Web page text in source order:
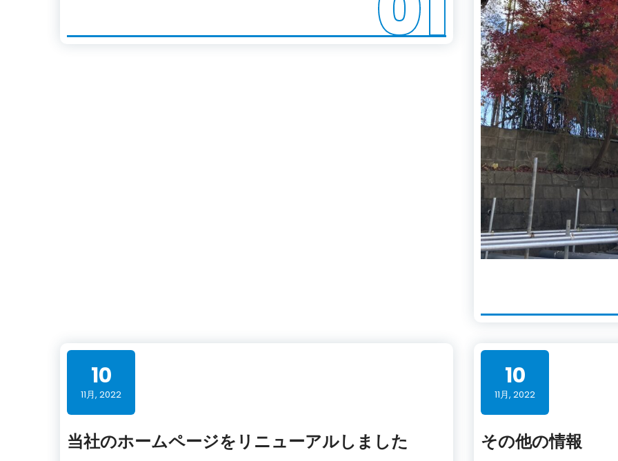
10
11月, 2022
当社のホームページをリニューアルしました
10
11月, 2022
その他の情報